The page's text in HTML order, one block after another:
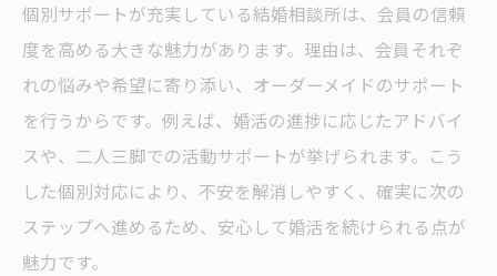
個別サポートが充実している結婚相談所は、会員の信頼
度を高める大きな魅力があります。理由は、会員それぞ
れの悩みや希望に寄り添い、オーダーメイドのサポート
を行うからです。例えば、婚活の進捗に応じたアドバイ
スや、二人三脚での活動サポートが挙げられます。こう
した個別対応により、不安を解消しやすく、確実に次の
ステップへ進めるため、安心して婚活を続けられる点が
魅力です。